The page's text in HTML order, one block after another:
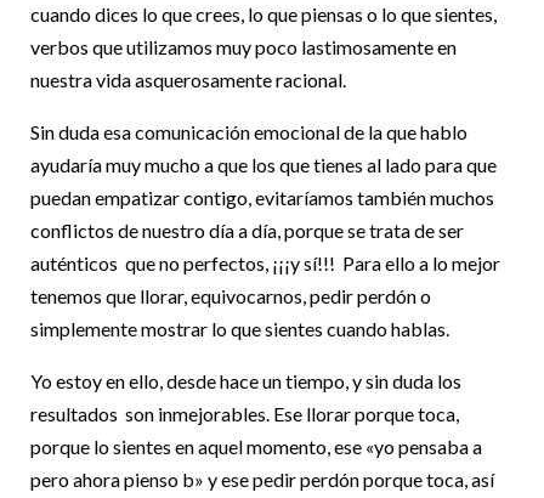
cuando dices lo que crees, lo que piensas o lo que sientes,
verbos que utilizamos muy poco lastimosamente en
nuestra vida asquerosamente racional.
Sin duda esa comunicación emocional de la que hablo
ayudaría muy mucho a que los que tienes al lado para que
puedan empatizar contigo, evitaríamos también muchos
conflictos de nuestro día a día, porque se trata de ser
auténticos que no perfectos, ¡¡¡y sí!!! Para ello a lo mejor
tenemos que llorar, equivocarnos, pedir perdón o
simplemente mostrar lo que sientes cuando hablas.
Yo estoy en ello, desde hace un tiempo, y sin duda los
resultados son inmejorables. Ese llorar porque toca,
porque lo sientes en aquel momento, ese «yo pensaba a
pero ahora pienso b» y ese pedir perdón porque toca, así